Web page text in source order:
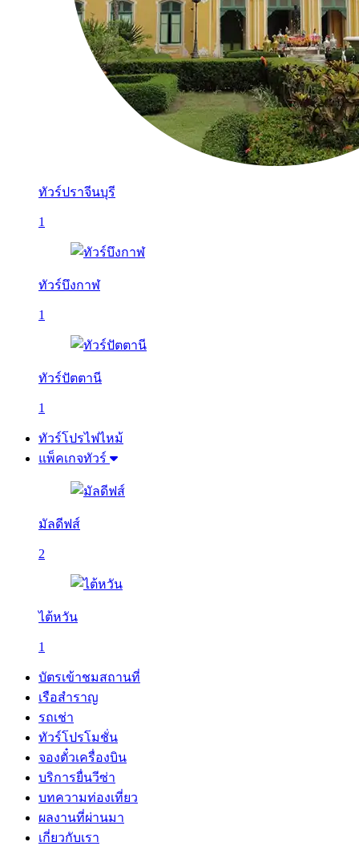
ทัวร์ปราจีนบุรี
1
ทัวร์บึงกาฬ
1
ทัวร์ปัตตานี
1
ทัวร์โปรไฟไหม้
แพ็คเกจทัวร์
มัลดีฟส์
2
ไต้หวัน
1
บัตรเข้าชมสถานที่
เรือสำราญ
รถเช่า
ทัวร์โปรโมชั่น
จองตั๋วเครื่องบิน
บริการยื่นวีซ่า
บทความท่องเที่ยว
ผลงานที่ผ่านมา
เกี่ยวกับเรา